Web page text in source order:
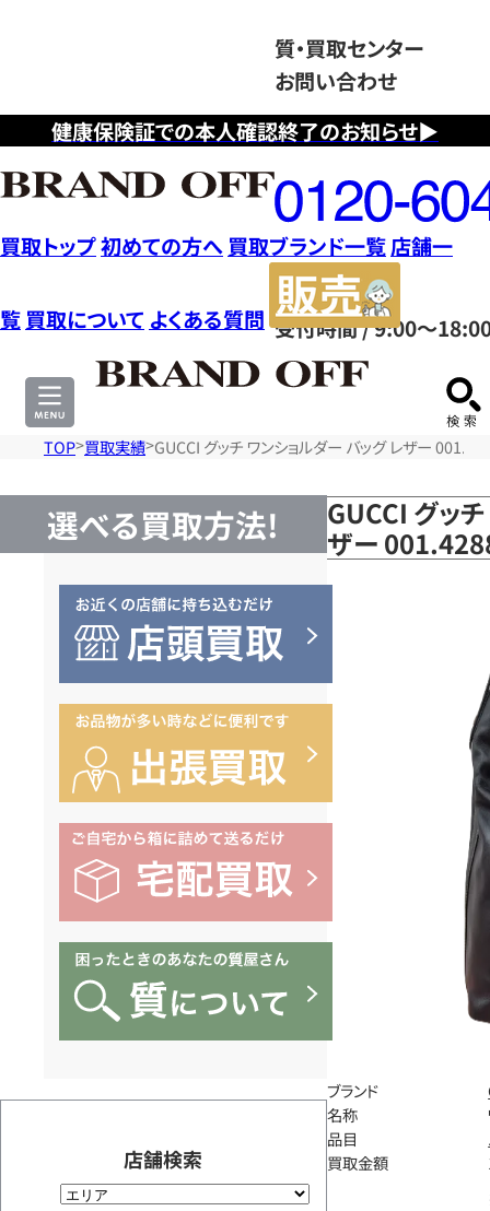
健康保険証での本人確認終了のお知らせ▶
質・買取センター
お問い合わせ
フ
リ
ー
ダ
イ
ヤ
ル
0120604117
受付時間 / 9:00～
買取トップ初めての方へ 買取ブランド一覧店舗一
覧 買取について よくある質問
サ
TOP 買取実績 GUCCI グッチ ワンショルダー バッグ レザー
選べる買取方法!
店舗検索
GUCCI グッ
ザー
ブランド
名称
品目
買取金額